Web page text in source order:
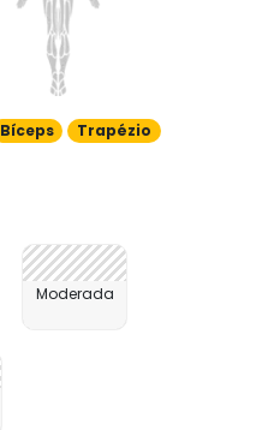
Bíceps Trapézio
Moderada